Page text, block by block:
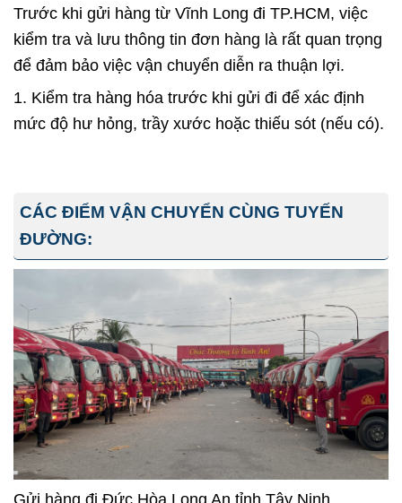
Trước khi gửi hàng từ Vĩnh Long đi TP.HCM, việc
kiểm tra và lưu thông tin đơn hàng là rất quan trọng
để đảm bảo việc vận chuyển diễn ra thuận lợi.
1. Kiểm tra hàng hóa trước khi gửi đi để xác định
mức độ hư hỏng, trầy xước hoặc thiếu sót (nếu có).
CÁC ĐIỂM VẬN CHUYỂN CÙNG TUYẾN
ĐƯỜNG:
Gửi hàng đi Đức Hòa Long An tỉnh Tây Ninh